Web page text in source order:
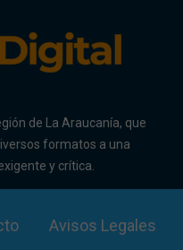
de La Araucanía, que
formatos a una
y crítica.
Avisos Legales